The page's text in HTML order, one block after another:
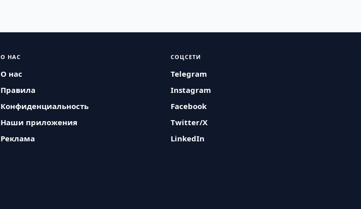
О НАС
О нас
Правила
Конфиденциальность
Наши приложения
Реклама
СОЦСЕТИ
Telegram
Instagram
Facebook
Twitter/X
LinkedIn